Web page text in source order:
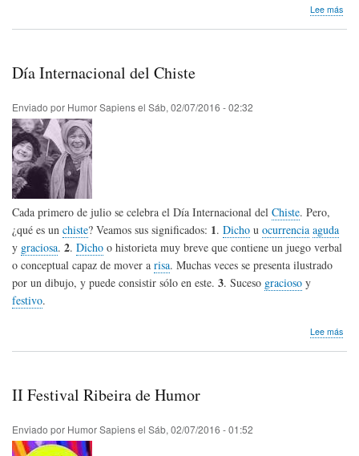
Lee más
Día Internacional del Chiste
Enviado por Humor Sapiensel Sáb, 02/07/2016 - 02:32
Cada primero de julio se celebra el Día Internacional del Chiste. Pero,
¿qué es un chiste? Veamos sus significados: 1. Dicho u ocurrencia aguda
y graciosa. 2. Dicho o historieta muy breve que contiene un juego verbal
o conceptual capaz de mover a risa. Muchas veces se presenta ilustrado
por un dibujo, y puede consistir sólo en este. 3. Suceso gracioso y
festivo.
Lee más
II Festival Ribeira de Humor
Enviado por Humor Sapiensel Sáb, 02/07/2016 - 01:52